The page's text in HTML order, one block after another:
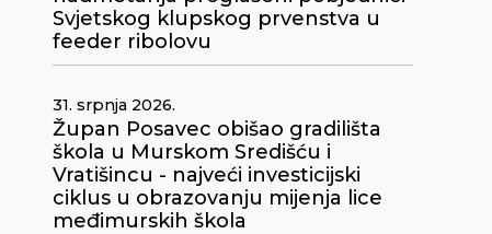
Svjetskog klupskog prvenstva u
feeder ribolovu
31. srpnja 2026.
Župan Posavec obišao gradilišta
škola u Murskom Središću i
Vratišincu - najveći investicijski
ciklus u obrazovanju mijenja lice
međimurskih škola